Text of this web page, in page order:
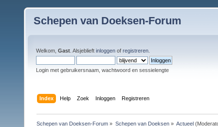
Schepen van Doeksen-Forum
Welkom, Gast . Alsjeblieft inloggen of registreren
Login met gebruikersnaam, wachtwoord en sessielengte
Index Help Zoek Inloggen Registreren
Schepen van Doeksen-Forum » Schepen van Doeksen» Actueel